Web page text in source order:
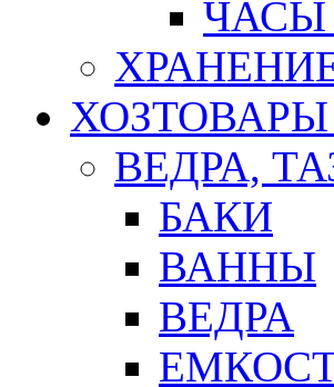
ЧАСЫ
ВЕДРА,
БАКИ
ВАННЫ
ВЕДРА